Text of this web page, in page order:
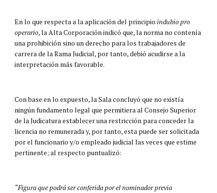
En lo que respecta a la aplicación del principio indubio pro
operario, la Alta Corporación indicó que, la norma no contenía
una prohibición sino un derecho para los trabajadores de
carrera de la Rama Judicial, por tanto, debió acudirse a la
interpretación más favorable.
Con base en lo expuesto, la Sala concluyó que no existía
ningún fundamento legal que permitiera al Consejo Superior
de la Judicatura establecer una restricción para conceder la
licencia no remunerada y, por tanto, esta puede ser solicitada
por el funcionario y/o empleado judicial las veces que estime
pertinente; al respecto puntualizó:
“Figura que podrá ser conferida por el nominador previa